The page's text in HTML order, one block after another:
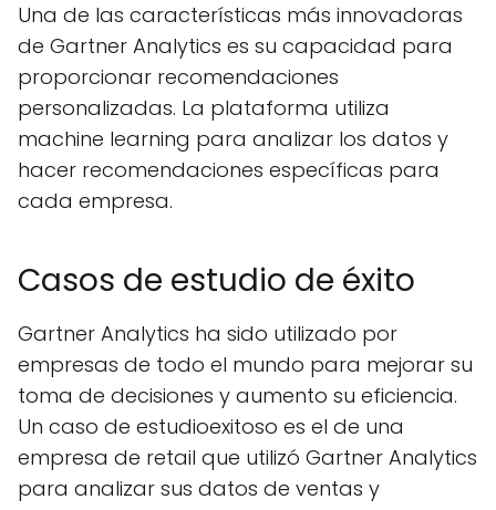
Una de las características más innovadoras
de Gartner Analytics es su capacidad para
proporcionar recomendaciones
personalizadas. La plataforma utiliza
machine learning para analizar los datos y
hacer recomendaciones específicas para
cada empresa.
Casos de estudio de éxito
Gartner Analytics ha sido utilizado por
empresas de todo el mundo para mejorar su
toma de decisiones y aumento su eficiencia.
Un caso de estudioexitoso es el de una
empresa de retail que utilizó Gartner Analytics
para analizar sus datos de ventas y